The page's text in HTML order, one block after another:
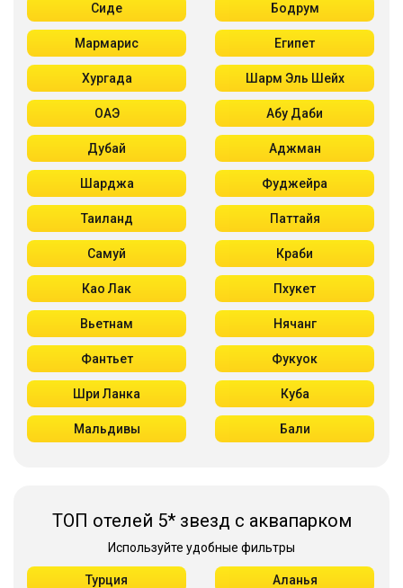
Сиде Бодрум
Мармарис Египет
Хургада Шарм Эль Шейх
ОАЭ Абу Даби
Дубай Аджман
Шарджа Фуджейра
Таиланд Паттайя
Самуй Краби
Као Лак Пхукет
Вьетнам Нячанг
Фантьет Фукуок
Шри Ланка Куба
Мальдивы Бали
ТОП отелей 5* звезд с аквапарком
Используйте удобные фильтры
Турция Аланья